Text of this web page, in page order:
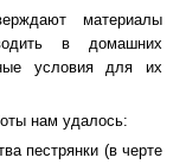
материалы
в домашних
условия для их
нам удалось:
пестрянки (в черте